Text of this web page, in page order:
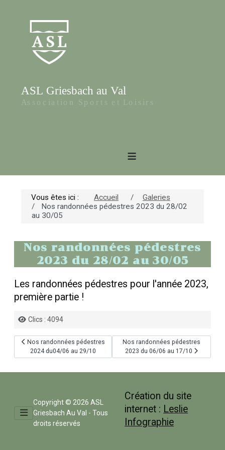
≡
Vous êtes ici : Accueil
Galeries
Nos randonnées pédestres 2023 du 28/02
au 30/05
Nos randonnées pédestres
2023 du 28/02 au 30/05
Les randonnées pédestres pour l'année 2023,
première partie !
DétailsClics : 4094
Article précédent : Nos randonnées pédestres 2024 du04/06 au 29/10
Nos randonnées pédestres
2024 du04/06 au 29/10
Article suivant : Nos randonnées
Nos randonnées pédestres
2023 du 06/06 au 17/10
Copyright © 2026 ASL
Griesbach Au Val - Tous
droits réservés
Création du site
internet : Leslie
Infographie